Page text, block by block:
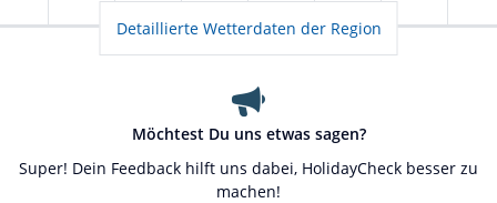
Detaillierte Wetterdaten der Region
Möchtest Du uns etwas sagen?
Super! Dein Feedback hilft uns dabei, HolidayCheck besser zu
machen!